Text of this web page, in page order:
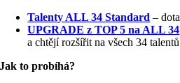
Talenty ALL 34 Standard –
UPGRADE z TOP 5 na ALL 34
a chtějí rozšířit na všech 34 talentů
Jak to probíhá?